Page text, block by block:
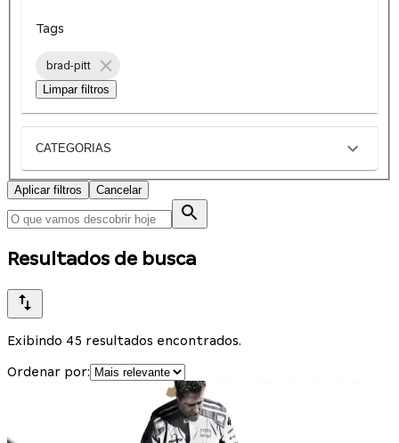
Tags
brad-pitt
Limpar filtros
CATEGORIAS
Aplicar filtros Cancelar
Resultados de busca
Exibindo 45 resultados encontrados.
Ordenar por: